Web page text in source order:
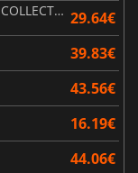
METAL GEAR SOLID MASTER COLLECTION Vol.2 29.64€
39.83€
43.56€
16.19€
44.06€